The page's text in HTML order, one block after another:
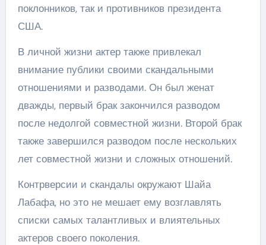
поклонников, так и противников президента
США.
В личной жизни актер также привлекал
внимание публики своими скандальными
отношениями и разводами. Он был женат
дважды, первый брак закончился разводом
после недолгой совместной жизни. Второй брак
также завершился разводом после нескольких
лет совместной жизни и сложных отношений.
Контрверсии и скандалы окружают Шайа
Лабафа, но это не мешает ему возглавлять
списки самых талантливых и влиятельных
актеров своего поколения.